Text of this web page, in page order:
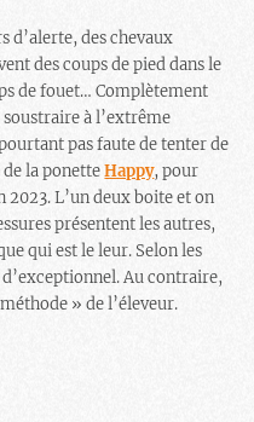
d’alerte, des chevaux
des coups de pied dans le
de fouet… Complètement
à l’extrême
pas faute de tenter de
de la ponetteHappy, pour
L’un deux boite et on
présentent les autres,
qui est le leur. Selon les
Au contraire,
» de l’éleveur.